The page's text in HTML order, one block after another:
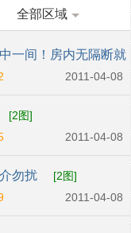
全部区域
一间！房内无隔断就
2011-04-08
[2图]
2011-04-08
勿扰
[2图]
2011-04-08